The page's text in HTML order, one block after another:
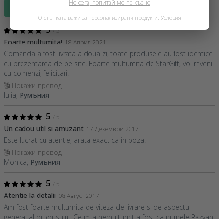
Напиши отзив
5/ 5
Foarte multumita! 18 Април 2021
Comanda a fost livrata a doua zi, toate produsele au fost identice
cu prezentarea de pe site. Foarte multumita de StarGift, voi reveni
cu comenzi, felicitari!
Покажи превод
Iulia, Румъния
5 / 5
Un cadou util si amuzant 17 Декември 2017
Este lucrat cu atentie, arata exact ca in poza.
Покажи превод
Monica, Румъния
5 / 5
Atentie la detalii 08 Август 2017
Am fost foarte multumita de viteza de livrare si de aspectul
general al produsului. Ce m-a nemultumit a fost ca numele Razvan
Не сега, попитай ме по-късно
Отстъпката важи за персонализирани продукти. Условия